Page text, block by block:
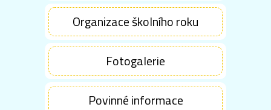
Organizace školního roku
Fotogalerie
Povinné informace